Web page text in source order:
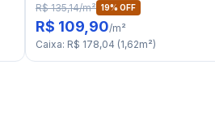
R$ 135,14/m² 19% OFF
R$ 109,90/m²
Caixa: R$ 178,04 (1,62m²)